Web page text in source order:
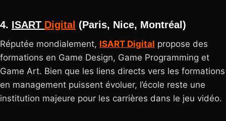
4. ISART Digital (Paris, Nice, Montréal)
Réputée mondialement, ISART Digital propose des
formations en Game Design, Game Programming et
Game Art. Bien que les liens directs vers les formations
en management puissent évoluer, l’école reste une
institution majeure pour les carrières dans le jeu vidéo.